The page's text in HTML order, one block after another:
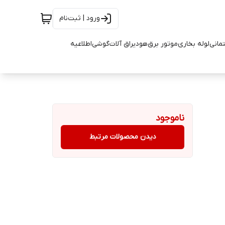
ورود | ثبت‌نام
لوله بخاریموتور برقهودیراق آلاتگوشیاطلاعیه
ناموجود
دیدن محصولات مرتبط